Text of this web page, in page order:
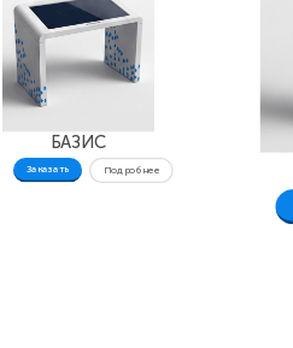
БАЗИС
Заказать Подробнее